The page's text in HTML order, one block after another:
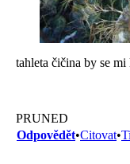
tahleta čičina by se
PRUNED
Odpovědět•Citovat•